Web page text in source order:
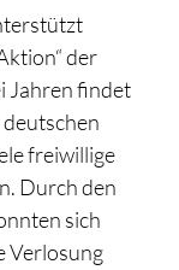
der
Jahren findet
freiwillige
Durch den
sich
Verlosung